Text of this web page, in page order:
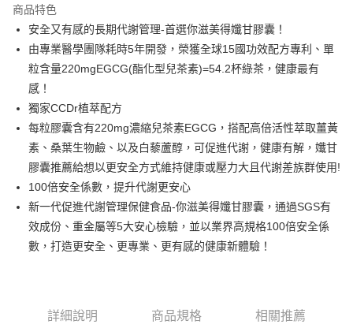
Apple Pay
街口支付
悠遊付
Google Pay
全盈+PAY
大哥付你分期
相關說明
【大哥付你分期使用說明】
1.本服務由台灣大哥大提供，台灣大哥大用戶可立即使用無須另外申請。
流程，驗證手機門號後，選擇欲分期的期數、繳款截止日，確認付款後即完
消。如遇「轉專審核」未通過狀況，表示未達大哥付你分期系統評分，恕無
法說明評估內容。
AFTEE先享後付
相關說明
２．便利：只要手機號碼，簡訊認證，即可結帳。
會員帳號後，即可在購物車使用 Hami Point 折抵消費金額 (1點等於1元)。
ATM付款
商品特色
安全又有感的長期代謝管理-首選你滋美得孅甘膠囊！
由專業醫學團隊耗時5年開發，榮獲全球15國功效配方專利、單
粒含量220mgEGCG(酯化型兒茶素)=54.2杯綠茶，健康最有
感！
獨家CCDr植萃配方
每粒膠囊含有220mg濃縮兒茶素EGCG，搭配高倍活性萃取薑黃
素、桑葉生物鹼、以及白藜蘆醇，可促進代謝，健康有解，孅甘
膠囊推薦給想以更安全方式維持健康或壓力大且代謝差族群使用!
100倍安全係數，提升代謝更安心
新一代促進代謝管理保健食品-你滋美得孅甘膠囊，通過SGS有
效成份、重金屬等5大安心檢驗，並以業界高規格100倍安全係
數，打造更安全、更專業、更有感的健康新體驗！
詳細說明 商品規格 相關推薦